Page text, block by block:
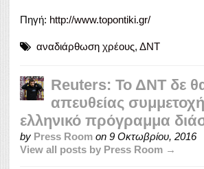
Πηγή: http://www.topontiki.gr/
αναδιάρθωση χρέους, ΔΝΤ
Reuters: Το ΔΝΤ δε
απευθείας
ελληνικό πρόγραμμα
by Press Room on 9 Οκτωβρίου, 2016
View all posts by Press Room →